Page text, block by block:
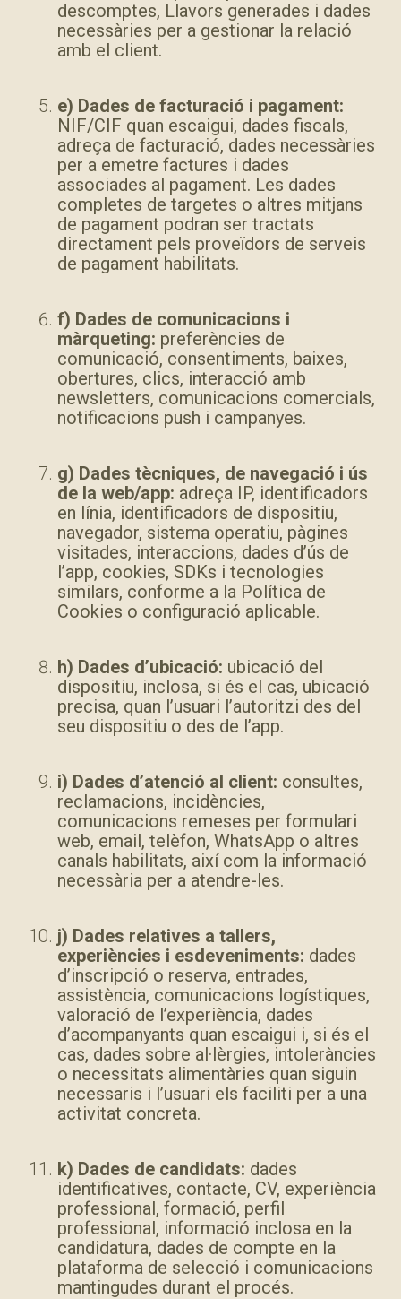
descomptes, Llavors generades i dades
necessàries per a gestionar la relació
amb el client.
e) Dades de facturació i pagament:
NIF/CIF quan escaigui, dades fiscals,
adreça de facturació, dades necessàries
per a emetre factures i dades
associades al pagament. Les dades
completes de targetes o altres mitjans
de pagament podran ser tractats
directament pels proveïdors de serveis
de pagament habilitats.
f) Dades de comunicacions i
màrqueting: preferències de
comunicació, consentiments, baixes,
obertures, clics, interacció amb
newsletters, comunicacions comercials,
notificacions push i campanyes.
g) Dades tècniques, de navegació i ús
de la web/app: adreça IP, identificadors
en línia, identificadors de dispositiu,
navegador, sistema operatiu, pàgines
visitades, interaccions, dades d’ús de
l’app, cookies, SDKs i tecnologies
similars, conforme a la Política de
Cookies o configuració aplicable.
h) Dades d’ubicació: ubicació del
dispositiu, inclosa, si és el cas, ubicació
precisa, quan l’usuari l’autoritzi des del
seu dispositiu o des de l’app.
i) Dades d’atenció al client: consultes,
reclamacions, incidències,
comunicacions remeses per formulari
web, email, telèfon, WhatsApp o altres
canals habilitats, així com la informació
necessària per a atendre-les.
j) Dades relatives a tallers,
experiències i esdeveniments: dades
d’inscripció o reserva, entrades,
assistència, comunicacions logístiques,
valoració de l’experiència, dades
d’acompanyants quan escaigui i, si és el
cas, dades sobre al·lèrgies, intoleràncies
o necessitats alimentàries quan siguin
necessaris i l’usuari els faciliti per a una
activitat concreta.
k) Dades de candidats: dades
identificatives, contacte, CV, experiència
professional, formació, perfil
professional, informació inclosa en la
candidatura, dades de compte en la
plataforma de selecció i comunicacions
mantingudes durant el procés.